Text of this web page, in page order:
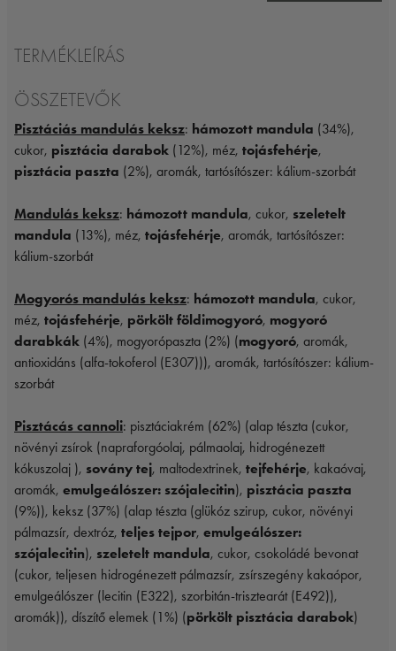
TERMÉKLEÍRÁS
ÖSSZETEVŐK
Pisztáciás mandulás keksz: hámozott mandula (34%),
cukor, pisztácia darabok (12%), méz, tojásfehérje,
pisztácia paszta (2%), aromák, tartósítószer: kálium-szorbát
Mandulás keksz: hámozott mandula, cukor, szeletelt
mandula (13%), méz, tojásfehérje, aromák, tartósítószer:
kálium-szorbát
Mogyorós mandulás keksz: hámozott mandula, cukor,
méz, tojásfehérje, pörkölt földimogyoró, mogyoró
darabkák (4%), mogyorópaszta (2%) (mogyoró, aromák,
antioxidáns (alfa-tokoferol (E307))), aromák, tartósítószer: kálium-
szorbát
Pisztácás cannoli: pisztáciakrém (62%) (alap tészta (cukor,
növényi zsírok (napraforgóolaj, pálmaolaj, hidrogénezett
kókuszolaj ), sovány tej, maltodextrinek, tejfehérje, kakaóvaj,
aromák, emulgeálószer: szójalecitin), pisztácia paszta
(9%)), keksz (37%) (alap tészta (glükóz szirup, cukor, növényi
pálmazsír, dextróz, teljes tejpor, emulgeálószer:
szójalecitin), szeletelt mandula, cukor, csokoládé bevonat
(cukor, teljesen hidrogénezett pálmazsír, zsírszegény kakaópor,
emulgeálószer (lecitin (E322), szorbitán-trisztearát (E492)),
aromák)), díszítő elemek (1%) (pörkölt pisztácia darabok)